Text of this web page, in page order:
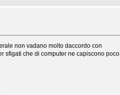
non vadano molto daccordo con
sfigati che di computer ne capiscono poco